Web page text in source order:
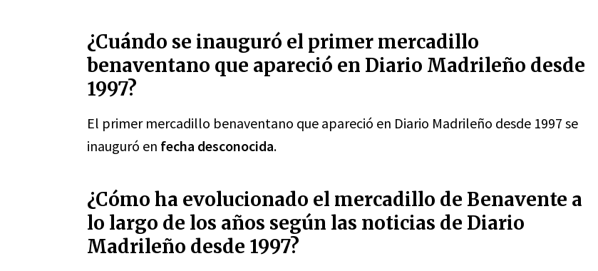
¿Cuándo se inauguró el primer mercadillo
benaventano que apareció en Diario Madrileño desde
1997?
El primer mercadillo benaventano que apareció en Diario Madrileño desde 1997 se
inauguró en fecha desconocida.
¿Cómo ha evolucionado el mercadillo de Benavente a
lo largo de los años según las noticias de Diario
Madrileño desde 1997?